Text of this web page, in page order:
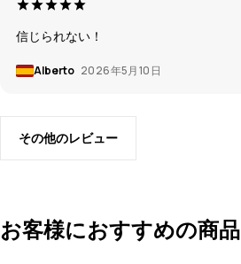
信じられない！
Alberto 2026年5月10日
その他のレビュー
お客様におすすめの商品